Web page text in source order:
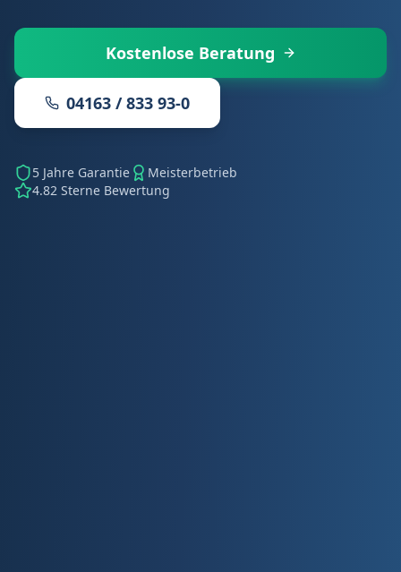
Kostenlose Beratung
04163 / 833 93-0
5 Jahre Garantie
Meisterbetrieb
4.82 Sterne Bewertung